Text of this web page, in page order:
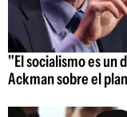
"El socialismo es un
Ackman sobre el